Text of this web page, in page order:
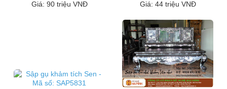
Giá: 90 triệu VNĐ Giá: 44 triệu VNĐ